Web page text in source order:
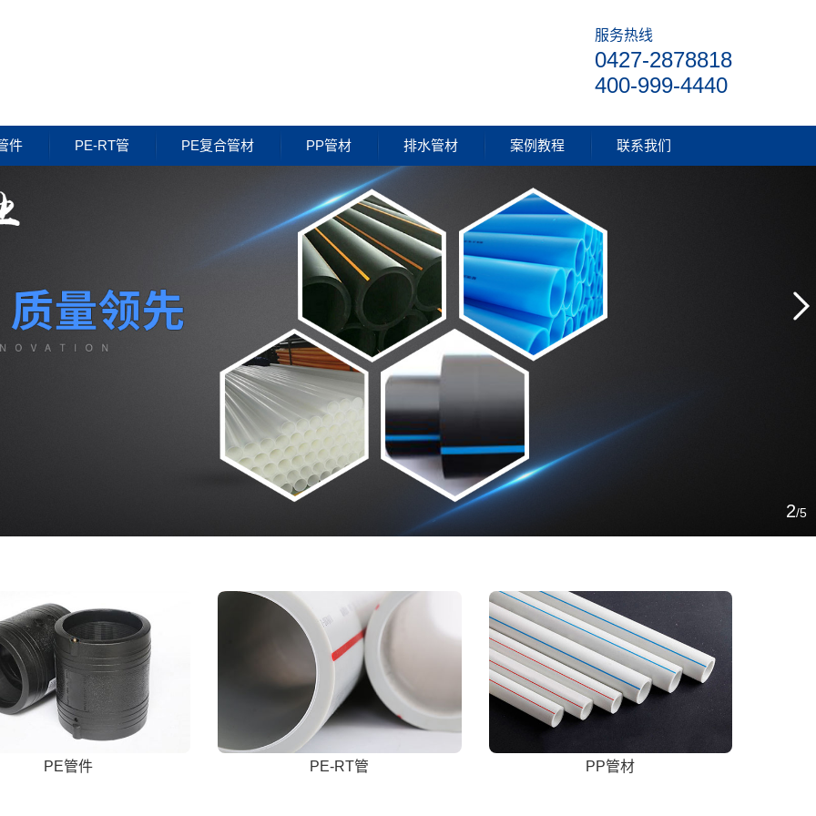
服务热线
0427-2878818
400-999-4440
件 PE-RT管 PE复合管材 PP管材 排水管材 案例教程 联系我们
3/5
PE管件 PE-RT管 PP管材